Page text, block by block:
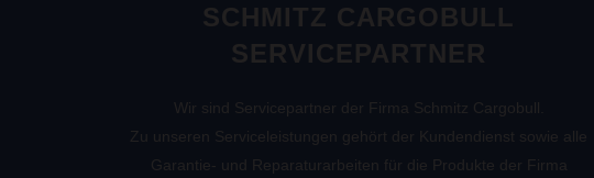
SCHMITZ CARGOBULL
SERVICEPARTNER
Wir sind Servicepartner der Firma Schmitz Cargobull.
Zu unseren Serviceleistungen gehört der Kundendienst sowie alle
Garantie- und Reparaturarbeiten für die Produkte der Firma